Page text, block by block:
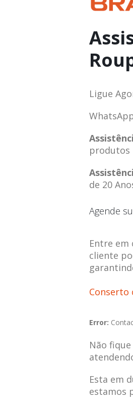
Ligue
produtos
de 20
Agende
Entre em
cliente
Conserto
Error:
Não
Esta em
estamos